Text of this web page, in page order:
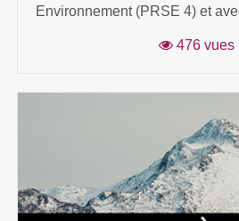
Environnement (PRSE 4) et
476 vues